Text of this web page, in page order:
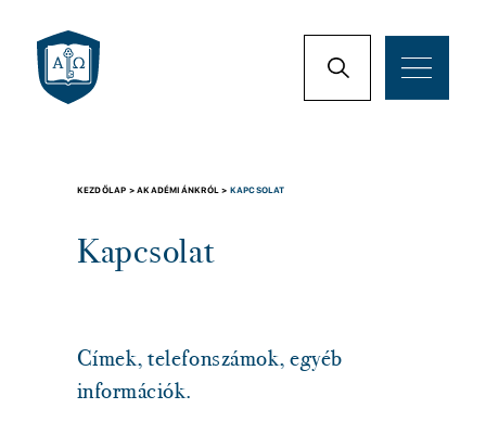
KEZDŐLAP >AKADÉMIÁNKRÓL > KAPCSOLAT
Kapcsolat
Címek, telefonszámok, egyéb
információk.